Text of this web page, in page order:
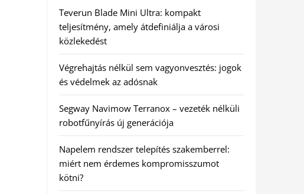
Teverun Blade Mini Ultra: kompakt
teljesítmény, amely átdefiniálja a városi
közlekedést
Végrehajtás nélkül sem vagyonvesztés: jogok
és védelmek az adósnak
Segway Navimow Terranox – vezeték nélküli
robotfűnyírás új generációja
Napelem rendszer telepítés szakemberrel:
miért nem érdemes kompromisszumot
kötni?